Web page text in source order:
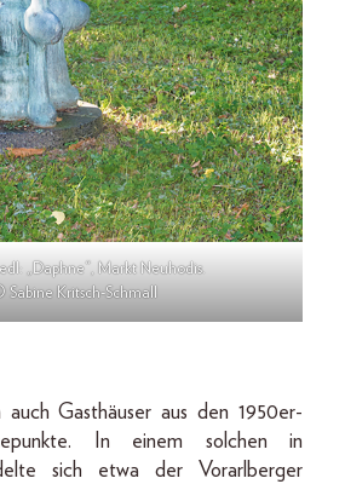
„Daphne“, Markt Neuhodis.
Sabine Kritsch-Schmall
Gasthäuser aus den 1950er-
In einem solchen in
sich etwa der Vorarlberger